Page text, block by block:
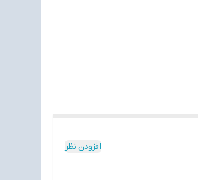
افزودن نظر